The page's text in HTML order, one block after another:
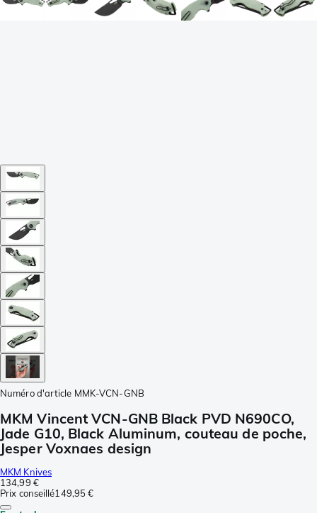
Numéro d'article MMK-VCN-GNB
MKM Vincent VCN-GNB Black PVD N690CO,
Jade G10, Black Aluminum, couteau de poche,
Jesper Voxnaes design
MKM Knives
134,99 €
Prix conseillé149,95 €